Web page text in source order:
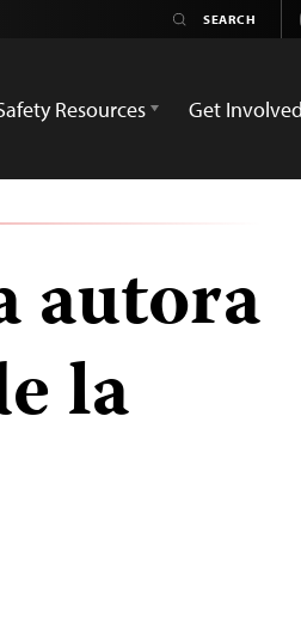
Resources Get Involved
autora
la